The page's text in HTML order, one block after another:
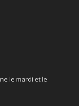
le mardi et le